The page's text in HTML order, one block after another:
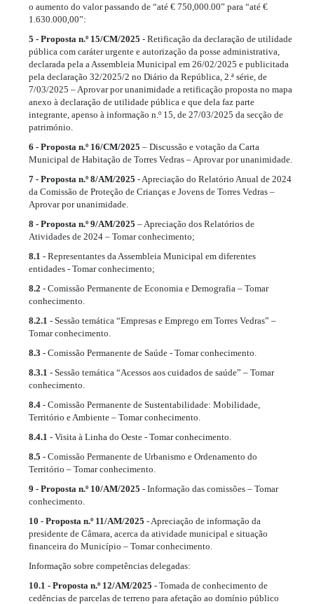
o aumento do valor passando de “até € 750,000.00” para “até €
1.630.000,00”:
5 - Proposta n.º 15/CM/2025 - Retificação da declaração de utilidade
pública com caráter urgente e autorização da posse administrativa,
declarada pela a Assembleia Municipal em 26/02/2025 e publicitada
pela declaração 32/2025/2 no Diário da República, 2.ª série, de
7/03/2025 – Aprovar por unanimidade a retificação proposta no mapa
anexo à declaração de utilidade pública e que dela faz parte
integrante, apenso à informação n.º 15, de 27/03/2025 da secção de
património.
6 - Proposta n.º 16/CM/2025 – Discussão e votação da Carta
Municipal de Habitação de Torres Vedras – Aprovar por unanimidade.
7 - Proposta n.º 8/AM/2025 - Apreciação do Relatório Anual de 2024
da Comissão de Proteção de Crianças e Jovens de Torres Vedras –
Aprovar por unanimidade.
8 - Proposta n.º 9/AM/2025 – Apreciação dos Relatórios de
Atividades de 2024 – Tomar conhecimento;
8.1 - Representantes da Assembleia Municipal em diferentes
entidades - Tomar conhecimento;
8.2 - Comissão Permanente de Economia e Demografia – Tomar
conhecimento.
8.2.1 - Sessão temática “Empresas e Emprego em Torres Vedras” –
Tomar conhecimento.
8.3 - Comissão Permanente de Saúde - Tomar conhecimento.
8.3.1 - Sessão temática “Acessos aos cuidados de saúde” – Tomar
conhecimento.
8.4 - Comissão Permanente de Sustentabilidade: Mobilidade,
Território e Ambiente – Tomar conhecimento.
8.4.1 - Visita à Linha do Oeste - Tomar conhecimento.
8.5 - Comissão Permanente de Urbanismo e Ordenamento do
Território – Tomar conhecimento.
9 - Proposta n.º 10/AM/2025 - Informação das comissões – Tomar
conhecimento.
10 - Proposta n.º 11/AM/2025 - Apreciação de informação da
presidente de Câmara, acerca da atividade municipal e situação
financeira do Município – Tomar conhecimento.
Informação sobre competências delegadas:
10.1 - Proposta n.º 12/AM/2025 - Tomada de conhecimento de
cedências de parcelas de terreno para afetação ao domínio público